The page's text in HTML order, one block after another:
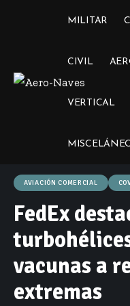
MILITAR
CIVIL
VERTICAL
AVIACIÓN COMERCIAL
FedEx
vacunas a
extremas